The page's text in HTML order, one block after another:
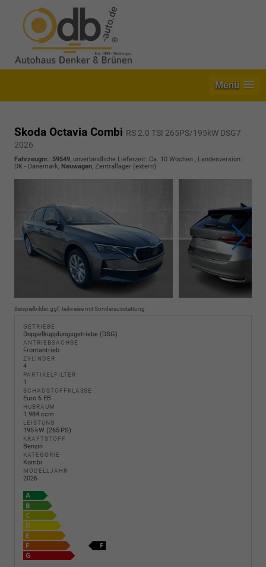
Menü
Skoda Octavia Combi RS 2.0 TSI 265PS/195kW DSG7
2026
Fahrzeugnr.: 59549, unverbindliche Lieferzeit: Ca. 10 Wochen , Landesversion:
DK - Dänemark, Neuwagen, Zentrallager (extern)
Beispielbilder, ggf. teilweise mit Sonderausstattung
GETRIEBE
Doppelkupplungsgetriebe (DSG)
ANTRIEBSACHSE
Frontantrieb
ZYLINDER
4
PARTIKELFILTER
1
SCHADSTOFFKLASSE
Euro 6 EB
HUBRAUM
1.984 ccm
LEISTUNG
195 kW (265 PS)
KRAFTSTOFF
Benzin
KATEGORIE
Kombi
MODELLJAHR
2026